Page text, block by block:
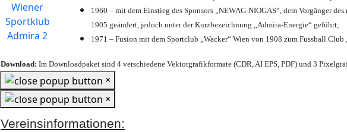
1960 – mit dem Einstieg des Sponsors „NEWAG-NIOGAS“, dem Vorgänger
1905 geändert, jedoch unter der Kurzbezeichnung „Admira-Energie“ geführt;
1971 – Fusion mit dem Sportclub „Wacker“ Wien von 1908 zum Fussball Club
Download: Im Downloadpaket sind 4 verschiedene Vektorgrafikformate (CDR, AI EPS, PDF) und 3
×
×
Vereinsinformationen: